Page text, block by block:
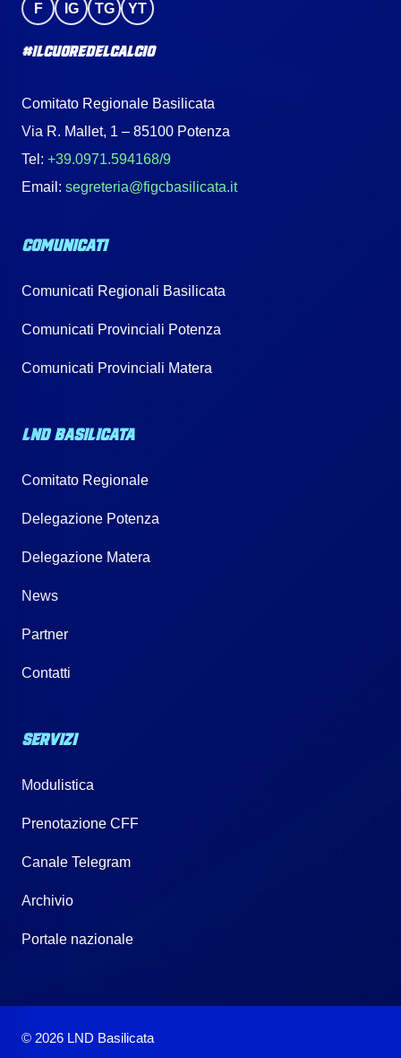
F IG TG YT
#IlCuoreDelCalcio
Comitato Regionale Basilicata
Via R. Mallet, 1 – 85100 Potenza
Tel: +39.0971.594168/9
Email: segreteria@figcbasilicata.it
COMUNICATI
Comunicati Regionali Basilicata
Comunicati Provinciali Potenza
Comunicati Provinciali Matera
LND BASILICATA
Comitato Regionale
Delegazione Potenza
Delegazione Matera
News
Partner
Contatti
SERVIZI
Modulistica
Prenotazione CFF
Canale Telegram
Archivio
Portale nazionale
© 2026 LND Basilicata